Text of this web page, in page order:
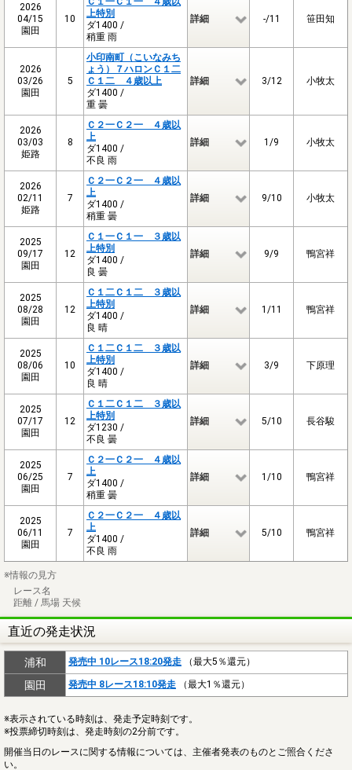
2026
04/15
園田
10
上特別
ダ1400 /
稍重 雨
詳細 -/11 笹田知
2026
03/26
園田
5
小印南町（こいなみち
ょう）７ハロンＣ１二
Ｃ１二 ４歳以上
ダ1400 /
重 曇
詳細 3/12 小牧太
2026
03/03
姫路
8
Ｃ２一Ｃ２一 ４歳以
上
ダ1400 /
不良 雨
詳細 1/9 小牧太
2026
02/11
姫路
7
Ｃ２一Ｃ２一 ４歳以
上
ダ1400 /
稍重 曇
詳細 9/10 小牧太
2025
09/17
園田
12
Ｃ１一Ｃ１一 ３歳以
上特別
ダ1400 /
良 曇
詳細 9/9 鴨宮祥
2025
08/28
園田
12
Ｃ１二Ｃ１二 ３歳以
上特別
ダ1400 /
良 晴
詳細 1/11 鴨宮祥
2025
08/06
園田
10
Ｃ１二Ｃ１二 ３歳以
上特別
ダ1400 /
良 晴
詳細 3/9 下原理
2025
07/17
園田
12
Ｃ１二Ｃ１二 ３歳以
上特別
ダ1230 /
不良 曇
詳細 5/10 長谷駿
2025
06/25
園田
7
Ｃ２一Ｃ２一 ４歳以
上
ダ1400 /
稍重 曇
詳細 1/10 鴨宮祥
2025
06/11
園田
7
Ｃ２一Ｃ２一 ４歳以
上
ダ1400 /
不良 雨
詳細 5/10 鴨宮祥
※情報の見方
レース名
距離 / 馬場 天候
直近の発走状況
浦和 発売中 10レース18:20発走 （最大5％還元）
園田 発売中 8レース18:10発走 （最大1％還元）
※表示されている時刻は、発走予定時刻です。
※投票締切時刻は、発走時刻の2分前です。
開催当日のレースに関する情報については、主催者発表のものとご照合くださ
い。